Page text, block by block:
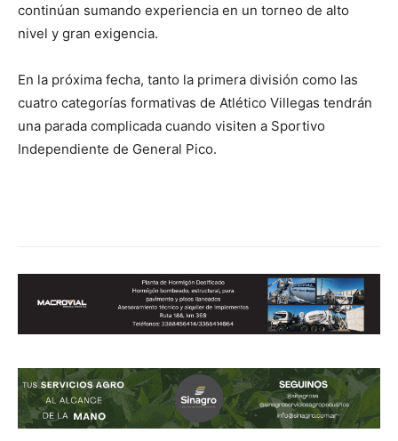
continúan sumando experiencia en un torneo de alto
nivel y gran exigencia.
En la próxima fecha, tanto la primera división como las
cuatro categorías formativas de Atlético Villegas tendrán
una parada complicada cuando visiten a Sportivo
Independiente de General Pico.